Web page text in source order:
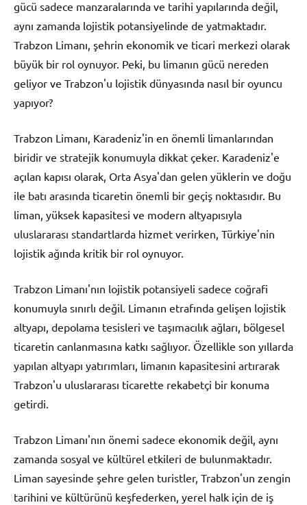
gücü sadece manzaralarında ve tarihi yapılarında değil,
aynı zamanda lojistik potansiyelinde de yatmaktadır.
Trabzon Limanı, şehrin ekonomik ve ticari merkezi olarak
büyük bir rol oynuyor. Peki, bu limanın gücü nereden
geliyor ve Trabzon'u lojistik dünyasında nasıl bir oyuncu
yapıyor?
Trabzon Limanı, Karadeniz'in en önemli limanlarından
biridir ve stratejik konumuyla dikkat çeker. Karadeniz'e
açılan kapısı olarak, Orta Asya'dan gelen yüklerin ve doğu
ile batı arasında ticaretin önemli bir geçiş noktasıdır. Bu
liman, yüksek kapasitesi ve modern altyapısıyla
uluslararası standartlarda hizmet verirken, Türkiye'nin
lojistik ağında kritik bir rol oynuyor.
Trabzon Limanı'nın lojistik potansiyeli sadece coğrafi
konumuyla sınırlı değil. Limanın etrafında gelişen lojistik
altyapı, depolama tesisleri ve taşımacılık ağları, bölgesel
ticaretin canlanmasına katkı sağlıyor. Özellikle son yıllarda
yapılan altyapı yatırımları, limanın kapasitesini artırarak
Trabzon'u uluslararası ticarette rekabetçi bir konuma
getirdi.
Trabzon Limanı'nın önemi sadece ekonomik değil, aynı
zamanda sosyal ve kültürel etkileri de bulunmaktadır.
Liman sayesinde şehre gelen turistler, Trabzon'un zengin
tarihini ve kültürünü keşfederken, yerel halk için de iş